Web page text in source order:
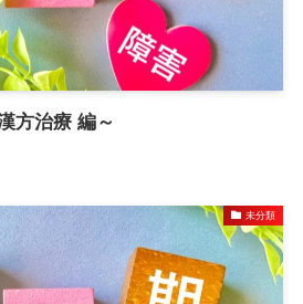
方治療 編～
未分類